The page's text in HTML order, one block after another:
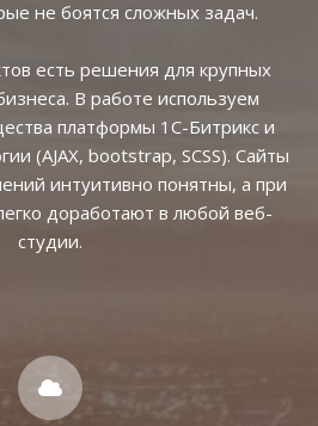
не боятся сложных задач.
есть решения для крупных
В работе используем
платформы 1С-Битрикс и
(AJAX, bootstrap, SCSS). Сайты
интуитивно понятны, а при
доработают в любой веб-
студии.